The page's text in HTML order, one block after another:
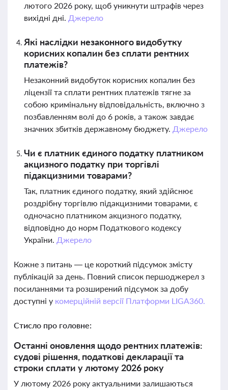
лютого 2026 року, щоб уникнути штрафів через
вихідні дні. Джерело
Які наслідки незаконного видобутку
корисних копалин без сплати рентних
платежів?
Незаконний видобуток корисних копалин без
ліцензії та сплати рентних платежів тягне за
собою кримінальну відповідальність, включно з
позбавленням волі до 6 років, а також завдає
значних збитків державному бюджету. Джерело
Чи є платник єдиного податку платником
акцизного податку при торгівлі
підакцизними товарами?
Так, платник єдиного податку, який здійснює
роздрібну торгівлю підакцизними товарами, є
одночасно платником акцизного податку,
відповідно до норм Податкового кодексу
України. Джерело
Кожне з питань — це короткий підсумок змісту
публікацій за день. Повний список першоджерел з
посиланнями та розширений підсумок за добу
доступні у комерційній версії Платформи LIGA360.
Стисло про головне:
Останні оновлення щодо рентних платежів:
судові рішення, податкові декларації та
строки сплати у лютому 2026 року
У лютому 2026 року актуальними залишаються